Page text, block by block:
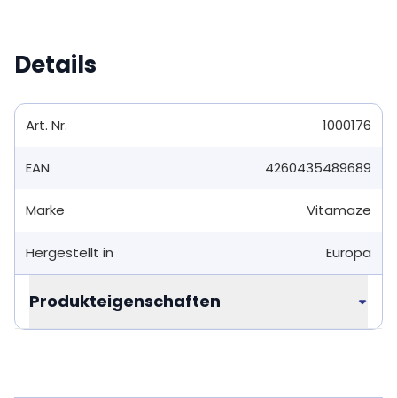
Details
Art. Nr. 1000176
EAN 4260435489689
Marke Vitamaze
Hergestellt in Europa
Produkteigenschaften